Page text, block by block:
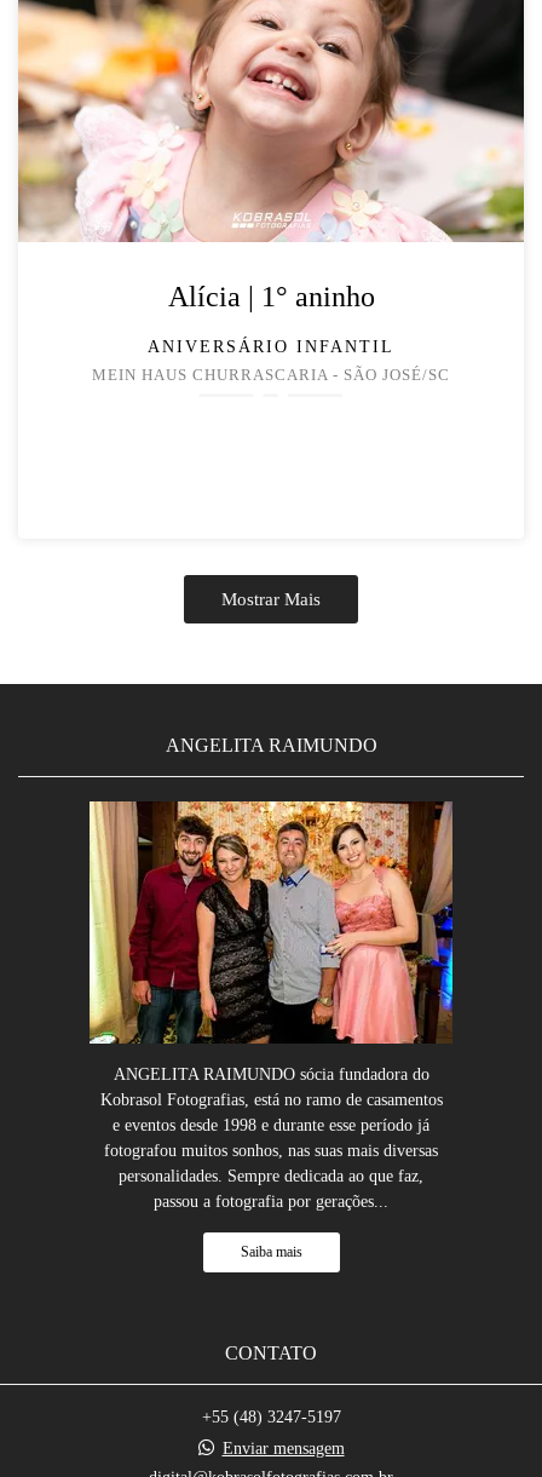
Alícia | 1° aninho
ANIVERSÁRIO INFANTIL
MEIN HAUS CHURRASCARIA - SÃO JOSÉ/SC
Mostrar Mais
ANGELITA RAIMUNDO
ANGELITA RAIMUNDO sócia fundadora do
Kobrasol Fotografias, está no ramo de casamentos
e eventos desde 1998 e durante esse período já
fotografou muitos sonhos, nas suas mais diversas
personalidades. Sempre dedicada ao que faz,
passou a fotografia por gerações...
Saiba mais
CONTATO
+55 (48) 3247-5197
Enviar mensagem